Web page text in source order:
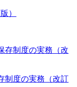
）
制度の実務（改訂